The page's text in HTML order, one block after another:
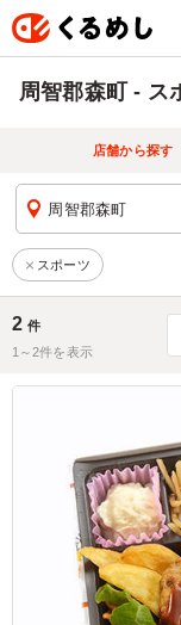
周智郡森町 - ス
店舗から探す
周智郡森町
スポーツ
2 件
1～2件を表示